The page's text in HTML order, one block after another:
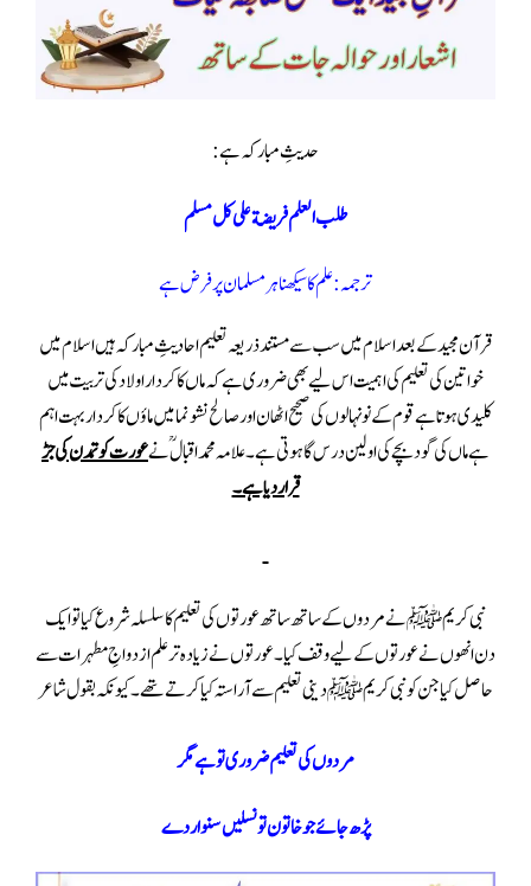
حدیثِ مبارکہ ہے:
طلب العلم فریضة علی کل مسلم
ترجمہ :علم کا سیکھنا ہرمسلمان پر فرض ہے
قرآن مجید کے بعداسلام میں سب سے مستند ذریعہ تعلیم احادیثِ مبارکہ ہیں اسلام میں
خواتین کی تعلیم کی اہمیت اس لیے بھی ضروری ہے کہ ماں کا کردار اولاد کی تربیت میں
کلیدی ہوتا ہے قوم کے نونہالوں کی صحیح اٹھان اور صالح نشو نما میں ماؤں کا کردار بہت اہم
ہے ماں کی گود بچے کی اولین درس گا ہوتی ہے ۔علامہ محمد اقبال ؒ نےعورت کو تمدن کی جڑ
قرار دیا ہے۔
نبی کریم ﷺ نے مردوں کے ساتھ ساتھ عورتوں کی تعلیم کا سلسلہ شروع کیا تو ایک
دن انھوں نے عورتوں کے لیے وقف کیا۔عورتوں نے زیادہ تر علم ازدواجِ مطہرات سے
حاصل کیا جن کو نبی کریم ﷺ دینی تعلیم سے آراستہ کیا کرتے تھے۔کیونکہ بقول شاعر
مردوں کی تعلیم ضروری تو ہے مگر
پڑھ جائے جو خاتون تو نسلیں سنوار دے